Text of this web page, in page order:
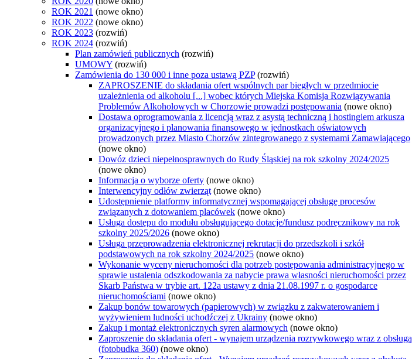
ROK 2021 (nowe okno)
ROK 2022 (nowe okno)
ROK 2023 (rozwiń)
ROK 2024 (rozwiń)
Plan zamówień publicznych (rozwiń)
UMOWY (rozwiń)
Zamówienia do 130 000 i inne poza ustawą PZP (rozwiń)
ZAPROSZENIE do składania ofert wspólnych par biegłych w przedmiocie
uzależnienia od alkoholu [...] wobec których Miejska Komisja Rozwiązywania
Problemów Alkoholowych w Chorzowie prowadzi postępowania (nowe okno)
Dostawa oprogramowania z licencją wraz z asystą techniczną i hostingiem arkusza
organizacyjnego i planowania finansowego w jednostkach oświatowych
prowadzonych przez Miasto Chorzów zintegrowanego z systemami Zamawiającego
(nowe okno)
Dowóz dzieci niepełnosprawnych do Rudy Śląskiej na rok szkolny 2024/2025
(nowe okno)
Informacja o wyborze oferty (nowe okno)
Interwencyjny odłów zwierząt (nowe okno)
Udostępnienie platformy informatycznej wspomagającej obsługę procesów
związanych z dotowaniem placówek (nowe okno)
Usługa dostępu do modułu obsługującego dotacje/fundusz podręcznikowy na rok
szkolny 2025/2026 (nowe okno)
Usługa przeprowadzenia elektronicznej rekrutacji do przedszkoli i szkół
podstawowych na rok szkolny 2024/2025 (nowe okno)
Wykonanie wyceny nieruchomości dla potrzeb postępowania administracyjnego w
sprawie ustalenia odszkodowania za nabycie prawa własności nieruchomości przez
Skarb Państwa w trybie art. 122a ustawy z dnia 21.08.1997 r. o gospodarce
nieruchomościami (nowe okno)
Zakup bonów towarowych (papierowych) w związku z zakwaterowaniem i
wyżywieniem ludności uchodźczej z Ukrainy (nowe okno)
Zakup i montaż elektronicznych syren alarmowych (nowe okno)
Zaproszenie do składania ofert - wynajem urządzenia rozrywkowego wraz z obsługą
(fotobudka 360) (nowe okno)